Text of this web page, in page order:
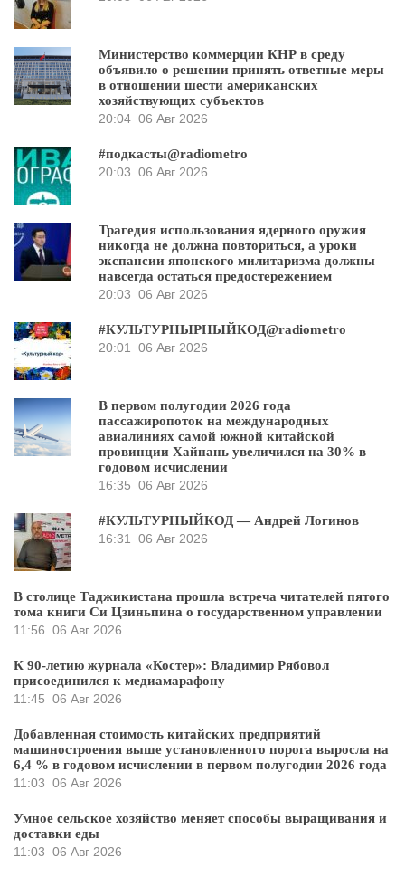
Министерство коммерции КНР в среду
объявило о решении принять ответные меры
в отношении шести американских
хозяйствующих субъектов
20:04 06 Авг 2026
#подкасты@radiometro
20:03 06 Авг 2026
Трагедия использования ядерного оружия
никогда не должна повториться, а уроки
экспансии японского милитаризма должны
навсегда остаться предостережением
20:03 06 Авг 2026
#КУЛЬТУРНЫРНЫЙКОД@radiometro
20:01
06 Авг 2026
В первом полугодии 2026 года
пассажиропоток на международных
авиалиниях самой южной китайской
провинции Хайнань увеличился на 30% в
годовом исчислении
16:35 06 Авг 2026
#КУЛЬТУРНЫЙКОД — Андрей Логинов
16:31
06 Авг 2026
В столице Таджикистана прошла встреча читателей пятого
тома книги Си Цзиньпина о государственном управлении
11:56 06 Авг 2026
К 90-летию журнала «Костер»: Владимир Рябовол
присоединился к медиамарафону
11:45 06 Авг 2026
Добавленная стоимость китайских предприятий
машиностроения выше установленного порога выросла на
6,4 % в годовом исчислении в первом полугодии 2026 года
11:03 06 Авг 2026
Умное сельское хозяйство меняет способы выращивания и
доставки еды
11:03 06 Авг 2026